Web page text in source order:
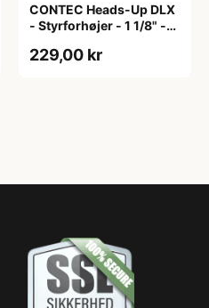
CONTEC Heads-Up DLX
- Styrforhøjer - 1 1/8" -
229,00 kr